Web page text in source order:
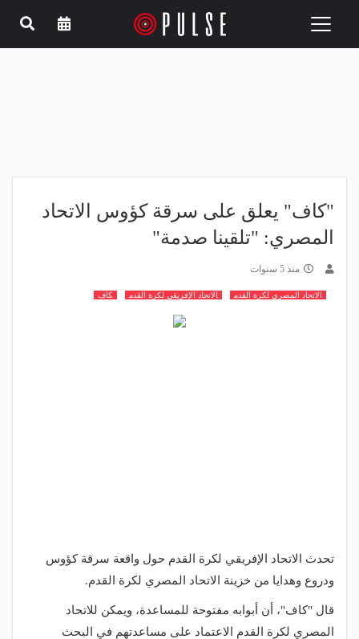
Toggle
"كاف" يعلق على سرقة كؤوس الاتحاد
المصري: "تلقينا صدمة"
منذ 5 سنوات
الاتحاد المصري لكرة القدم الاتحاد الإفريقي لكرة القدم كاف
تحدث الاتحاد الإفريقي لكرة القدم حول واقعة سرقة كؤوس
ودروع وهدايا من خزينة الاتحاد المصري لكرة القدم.
قال "كاف"، أن أبوابه مفتوحة للمساعدة، ويمكن للاتحاد
المصري لكرة القدم الاعتماد على مساعدتهم في البحث